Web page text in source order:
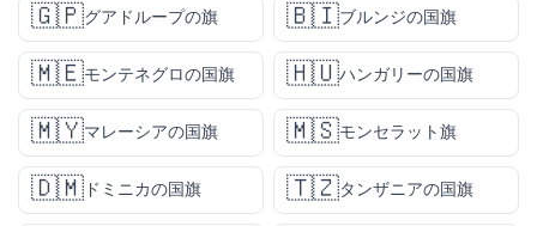
🇬🇵グアドループの旗 🇧🇮ブルンジの国旗
🇲🇪モンテネグロの国旗 🇭🇺ハンガリーの国旗
🇲🇾マレーシアの国旗 🇲🇸モンセラット旗
🇩🇲 ドミニカの国旗 🇹🇿タンザニアの国旗